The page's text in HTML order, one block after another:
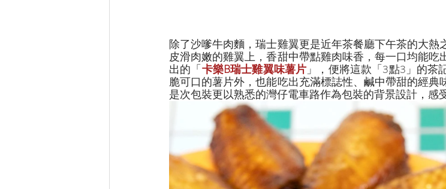
除了沙嗲牛肉麵，瑞士雞翼更是近年茶餐廳下午茶的大
皮滑肉嫩的雞翼上，香甜中帶點雞肉味香，每一口均能
出的「卡樂B瑞士雞翼味薯片 」，便將這款「3點3」的茶
脆可口的薯片外，也能吃出充滿標誌性、鹹中帶甜的經典
是次包裝更以熟悉的灣仔電車路作為包裝的背景設計，感